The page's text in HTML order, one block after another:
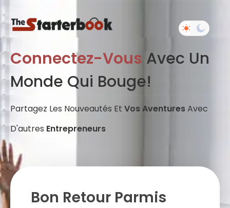
Connectez-Vous Avec Un
Monde Qui Bouge!
Partagez Les Nouveautés Et Vos AventuresAvec
D'autres Entrepreneurs
Bon Retour Parmis